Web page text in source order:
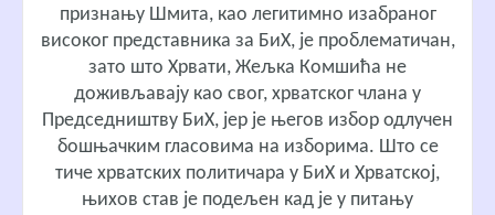
признању Шмита, као легитимно изабраног
високог представника за БиХ, је проблематичан,
зато што Хрвати, Жељка Комшића не
доживљавају као свог, хрватског члана у
Председништву БиХ, јер је његов избор одлучен
бошњачким гласовима на изборима. Што се
тиче хрватских политичара у БиХ и Хрватској,
њихов став је подељен кад је у питању